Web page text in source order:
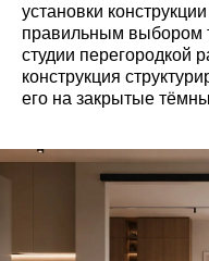
установки
правильным выбором
студии перегородкой
конструкция
его на закрытые